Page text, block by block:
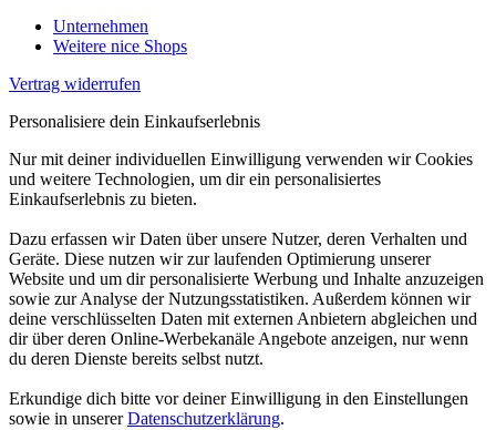
Unternehmen
Weitere nice Shops
Vertrag widerrufen
Personalisiere dein Einkaufserlebnis
Nur mit deiner individuellen Einwilligung verwenden wir Cookies
und weitere Technologien, um dir ein personalisiertes
Einkaufserlebnis zu bieten.
Dazu erfassen wir Daten über unsere Nutzer, deren Verhalten und
Geräte. Diese nutzen wir zur laufenden Optimierung unserer
Website und um dir personalisierte Werbung und Inhalte anzuzeigen
sowie zur Analyse der Nutzungsstatistiken. Außerdem können wir
deine verschlüsselten Daten mit externen Anbietern abgleichen und
dir über deren Online-Werbekanäle Angebote anzeigen, nur wenn
du deren Dienste bereits selbst nutzt.
Erkundige dich bitte vor deiner Einwilligung in den Einstellungen
sowie in unsererDatenschutzerklärung.